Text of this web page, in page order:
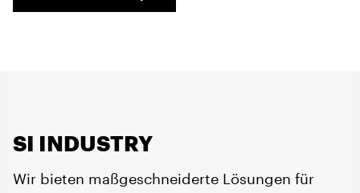
SI INDUSTRY
Wir bieten maßgeschneiderte Lösungen für